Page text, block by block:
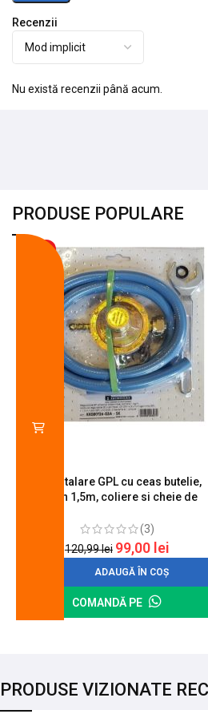
Recenzii
Nu există recenzii până acum.
PRODUSE POPULARE
Kit instalare GPL cu ceas butelie,
furtun 1,5m, coliere si cheie de
(3)
120,99lei 99,00 lei
ADAUGĂ ÎN COȘ
COMANDĂ PE
PRODUSE VIZIONATE